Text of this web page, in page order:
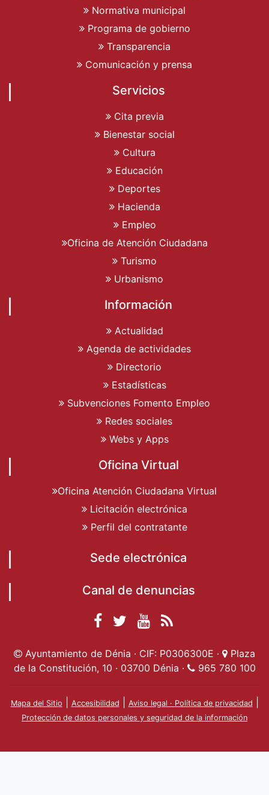
Normativa municipal
Programa de gobierno
Transparencia
Comunicación y prensa
Servicios
Cita previa
Bienestar social
Cultura
Educación
Deportes
Hacienda
Empleo
Oficina de Atención Ciudadana
Turismo
Urbanismo
Información
Actualidad
Agenda de actividades
Directorio
Estadísticas
Subvenciones Fomento Empleo
Redes sociales
Webs y Apps
Oficina Virtual
Oficina Atención Ciudadana Virtual
Licitación electrónica
Perfil del contratante
Sede electrónica
Canal de denuncias
Facebook
Ayuntamiento de
Dénia
Ayuntamiento de
Dénia
Ayuntamiento
de Dénia
Actualidad
Ayuntamiento de Dénia · CIF: P0306300E ·
Plaza
de la Constitución, 10 · 03700 Dénia ·
965 780 100
Mapa del Sitio Accesibilidad Aviso legal · Política de privacidad
Protección de datos personales y seguridad de la información